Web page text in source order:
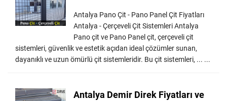
Antalya Pano Çit - Pano Panel Çit Fiyatları
Antalya - Çerçeveli Çit Sistemleri Antalya
Pano çit ve Pano Panel çit, çerçeveli çit
sistemleri, güvenlik ve estetik açıdan ideal çözümler sunan,
dayanıklı ve uzun ömürlü çit sistemleridir. Bu çit sistemleri, ... ...
Antalya Demir Direk Fiyatları ve